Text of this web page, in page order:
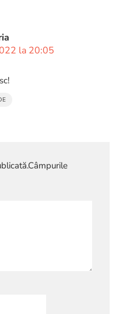
la 20:05
Câmpurile